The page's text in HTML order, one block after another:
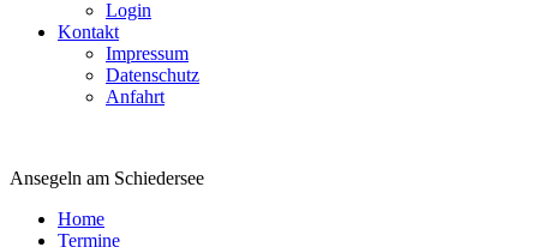
Login
Kontakt
Impressum
Datenschutz
Anfahrt
Ansegeln am Schiedersee
Home
Termine